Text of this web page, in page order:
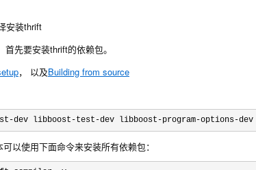
安装thrift
先要安装thrift的依赖包。
， 以及Building from source
dev libboost-test-dev libboost-program-options-
以使用下面命令来安装所有依赖包：